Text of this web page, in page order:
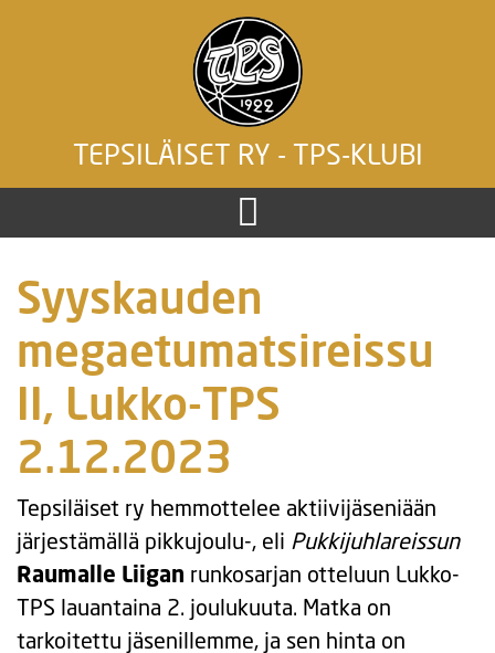
TEPSILÄISET RY - TPS-KLUBI
Syyskauden
megaetumatsireissu
II, Lukko-TPS
2.12.2023
Tepsiläiset ry hemmottelee aktiivijäseniään
järjestämällä pikkujoulu-, eli Pukkijuhlareissun
Raumalle Liigan runkosarjan otteluun Lukko-
TPS lauantaina 2. joulukuuta. Matka on
tarkoitettu jäsenillemme, ja sen hinta on